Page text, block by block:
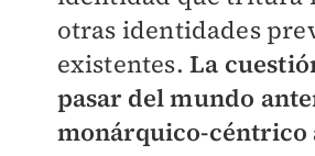
otras identidades
existentes. La
pasar del mundo
monárquico-céntrico